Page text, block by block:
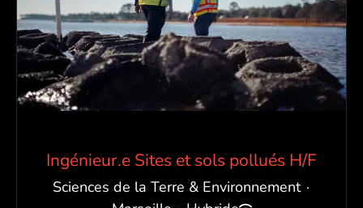
Ingénieur.e Sites et sols pollués H/F
Sciences de la Terre & Environnement ·